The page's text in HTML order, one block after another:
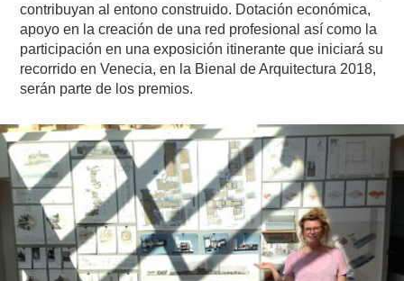
contribuyan al entono construido. Dotación económica,
apoyo en la creación de una red profesional así como la
participación en una exposición itinerante que iniciará su
recorrido en Venecia, en la Bienal de Arquitectura 2018,
serán parte de los premios.